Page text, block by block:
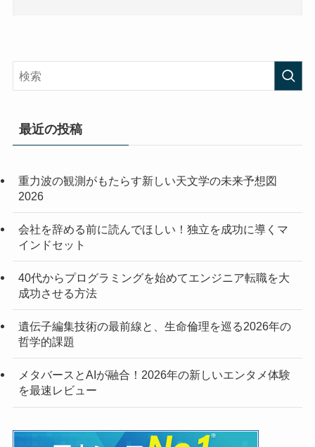
最近の投稿
重力波の観測がもたらす新しい天文学の未来予想図
2026
会社を辞める前に読んでほしい！独立を成功に導くマ
インドセット
40代からプログラミングを始めてエンジニア転職を大
成功させる方法
遺伝子編集技術の最前線と、生命倫理を巡る2026年の
哲学的課題
メタバースとAIが融合！2026年の新しいエンタメ体験
を最速レビュー